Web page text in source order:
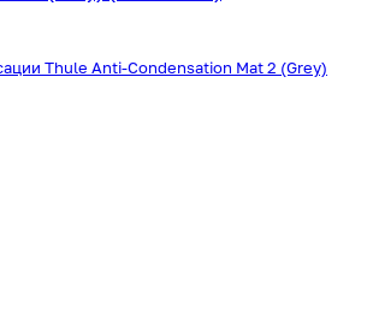
Thule Anti-Condensation Mat 2 (Grey)